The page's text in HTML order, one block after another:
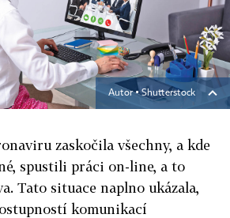
Autor ▪Shutterstock
zaskočila všechny, a kde
spustili práci on-line, a to
Tato situace naplno ukázala,
komunikací